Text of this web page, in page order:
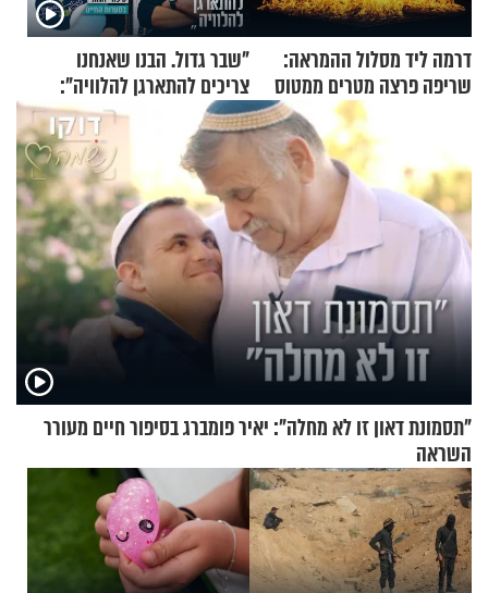
דרמה ליד מסלול ההמראה:
שריפה פרצה מטרים ממטוס
"שבר גדול. הבנו שאנחנו
צריכים להתארגן להלוויה":
זוגיות במבחן, הפעם עם מרים
וגד דנינו
"תסמונת דאון זו לא מחלה": יאיר פומברג בסיפור חיים מעורר
השראה